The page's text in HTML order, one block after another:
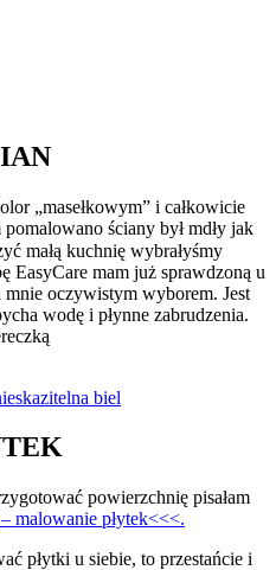
„masełkowym” i całkowicie
ściany był mdły jak
małą kuchnię wybrałyśmy
EasyCare mam już sprawdzoną u
mnie oczywistym wyborem. Jest
wodę i płynne zabrudzenia.
biel
powierzchnię pisałam
malowanie płytek<<<.
płytki u siebie, to przestańcie i